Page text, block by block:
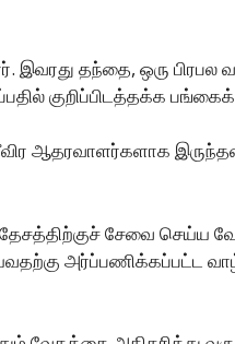
தந்தை, ஒரு பிரபல
குறிப்பிடத்தக்க
இருந்தனர்,
சேவை செய்ய